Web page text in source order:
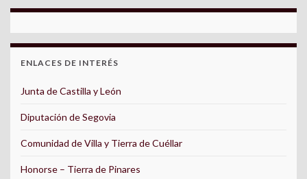
ENLACES DE INTERÉS
Junta de Castilla y León
Diputación de Segovia
Comunidad de Villa y Tierra de Cuéllar
Honorse – Tierra de Pinares